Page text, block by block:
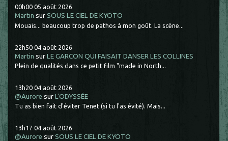
00h00 05 août 2026
Martin surSOUS LE CIEL DE KYOTO
Mouais... beaucoup trop de pathos à mon goût. La scène...
22h50 04 août 2026
Martin surLE GARCON QUI FAISAIT DANSER LES COLLINES
Plein de qualités dans ce petit film "made in North...
13h20 04 août 2026
@Aurore surL'ODYSSÉE
Tu as bien fait d'éviter Tenet (si tu l'as évité). Mais...
13h17 04 août 2026
@Aurore surSOUS LE CIEL DE KYOTO